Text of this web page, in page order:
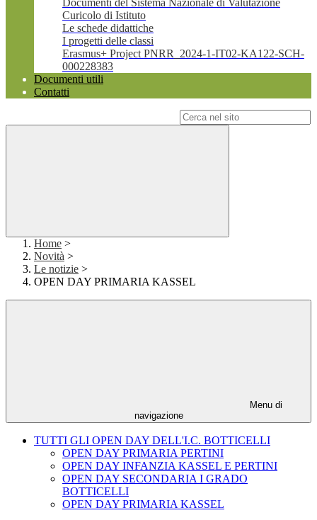
Documenti del Sistema Nazionale di Valutazione
Curicolo di Istituto
Le schede didattiche
I progetti delle classi
Erasmus+ Project PNRR_2024-1-IT02-KA122-SCH-
000228383
Documenti utili
Contatti
Home >
Novità >
Le notizie >
OPEN DAY PRIMARIA KASSEL
Menu di
navigazione
TUTTI GLI OPEN DAY DELL'I.C. BOTTICELLI
OPEN DAY PRIMARIA PERTINI
OPEN DAY INFANZIA KASSEL E PERTINI
OPEN DAY SECONDARIA I GRADO
BOTTICELLI
OPEN DAY PRIMARIA KASSEL